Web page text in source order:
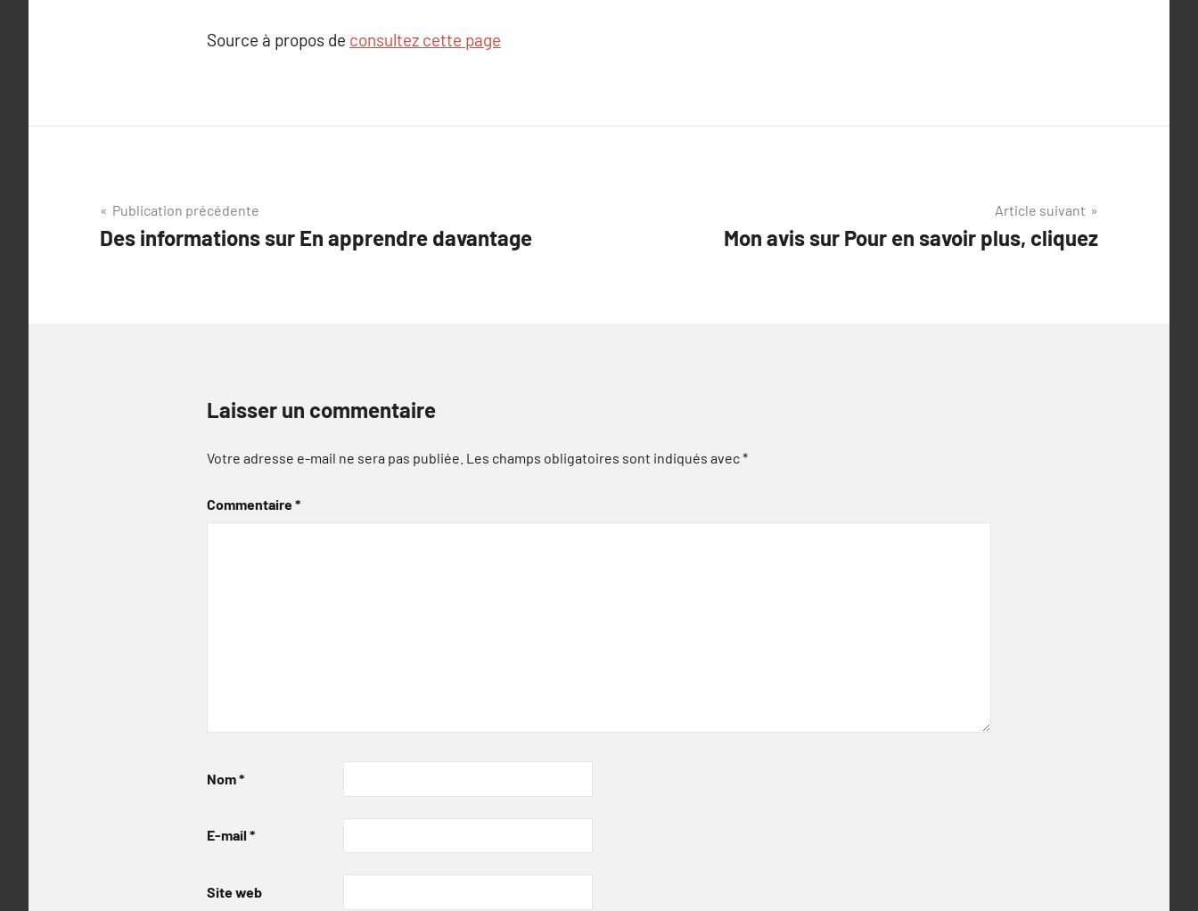
Source à propos de consultez cette page
Navigation
de
Publication précédente
Des informations sur En apprendre davantage
Article suivant
Mon avis sur Pour en savoir plus, cliquez
Laisser un commentaire
Votre adresse e-mail ne sera pas publiée. Les champs obligatoires sont indiqués avec*
Commentaire*
Nom*
E-mail *
Site web